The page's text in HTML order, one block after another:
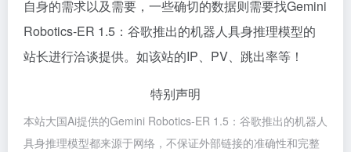
自身的需求以及需要，一些确切的数据则需要找Gemini
Robotics-ER 1.5：谷歌推出的机器人具身推理模型的
站长进行洽谈提供。如该站的IP、PV、跳出率等！
特别声明
本站大国Ai提供的Gemini Robotics-ER 1.5：谷歌推出的机器人
具身推理模型都来源于网络，不保证外部链接的准确性和完整